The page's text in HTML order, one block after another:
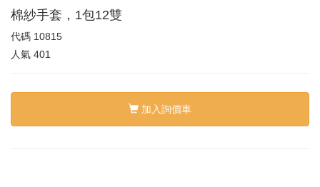
棉紗手套，1包12雙
代碼 10815
人氣 401
加入詢價車